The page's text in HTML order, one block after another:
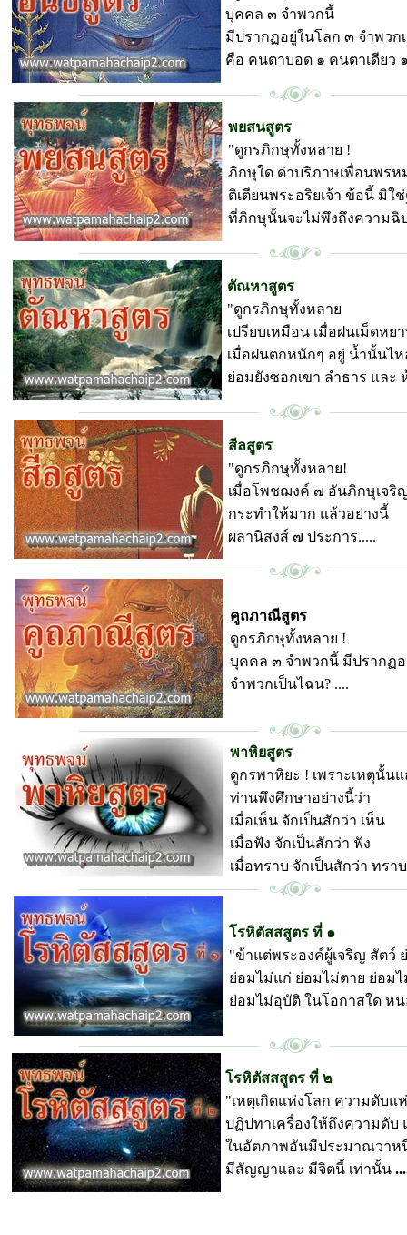
บุคคล ๓ จำพวกนี้
มีปรากฏอยู่ในโลก ๓ จำพวก
คือ คนตาบอด ๑ คนตาเดียว
พยสนสูตร
"ดูกรภิกษุทั้งหลาย !
ภิกษุใด ด่าบริภาษเพื่อนพรห
ติเตียนพระอริยเจ้า ข้อนี้ มิใ
ที่ภิกษุนั้นจะไม่พึงถึงความฉิ
ตัณหาสูตร
"ดูกรภิกษุทั้งหลาย
เปรียบเหมือน เมื่อฝนเม็ดหย
เมื่อฝนตกหนักๆ อยู่ น้ำนั้นไ
ย่อมยังซอกเขา ลำธาร และ
สีลสูตร
"ดูกรภิกษุทั้งหลาย!
เมื่อโพชฌงค์ ๗ อันภิกษุเจริ
กระทำให้มาก แล้วอย่างนี้
ผลานิสงส์ ๗ ประการ.....
คูถภาณีสูตร
ดูกรภิกษุทั้งหลาย !
บุคคล ๓ จำพวกนี้ มีปรากฏ
จำพวกเป็นไฉน? ....
พาหิยสูตร
ดูกรพาหิยะ ! เพราะเหตุนั้น
ท่านพึงศึกษาอย่างนี้ว่า
เมื่อเห็น จักเป็นสักว่า เห็น
เมื่อฟัง จักเป็นสักว่า ฟัง
เมื่อทราบ จักเป็นสักว่า ทราบ
โรหิตัสสสูตร ที่ ๑
"ข้าแต่พระองค์ผู้เจริญ สัตว์
ย่อมไม่แก่ ย่อมไม่ตาย ย่อม
ย่อมไม่อุบัติ ในโอกาสใด หน
โรหิตัสสสูตร ที่ ๒
"เหตุเกิดแห่งโลก ความดับแ
ปฏิปทาเครื่องให้ถึงความดับ
ในอัตภาพอันมีประมาณวาห
มีสัญญาและ มีจิตนี้ เท่านั้น